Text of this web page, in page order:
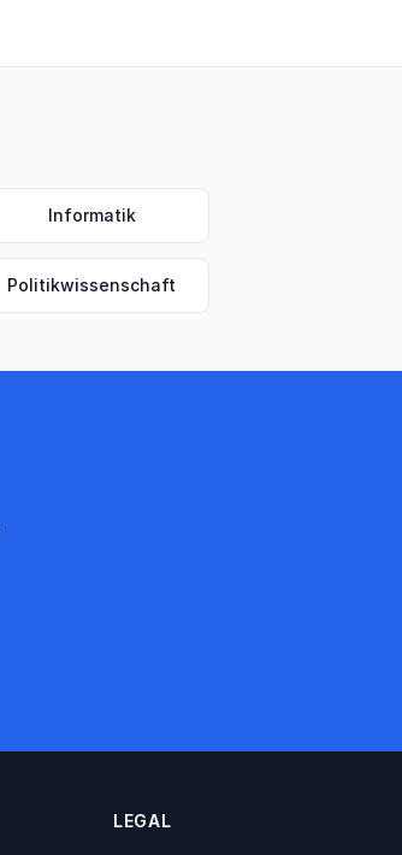
Informatik
Politikwissenschaft
LEGAL